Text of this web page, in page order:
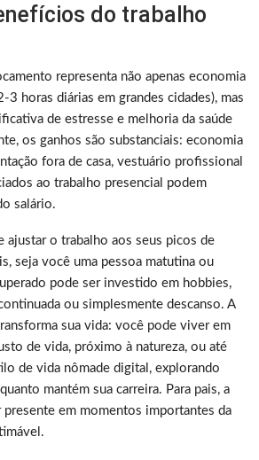
do trabalho
representa não apenas economia
3 horas diárias em grandes cidades), mas
de estresse e melhoria da saúde
os ganhos são substanciais: economia
fora de casa, vestuário profissional
ao trabalho presencial podem
salário.
ajustar o trabalho aos seus picos de
seja você uma pessoa matutina ou
pode ser investido em hobbies,
ou simplesmente descanso. A
sua vida: você pode viver em
de vida, próximo à natureza, ou até
de vida nômade digital, explorando
mantém sua carreira. Para pais, a
presente em momentos importantes da